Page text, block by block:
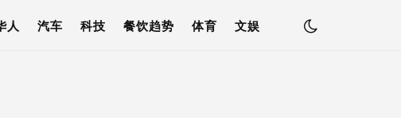
人 汽车 科技 餐饮趋势 体育 文娱